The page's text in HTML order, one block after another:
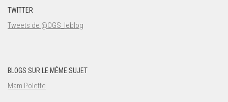
TWITTER
Tweets de @OGS_leblog
BLOGS SUR LE MÊME SUJET
Mam Polette